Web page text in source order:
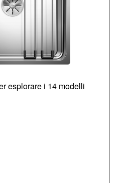
esplorare i 14 modelli